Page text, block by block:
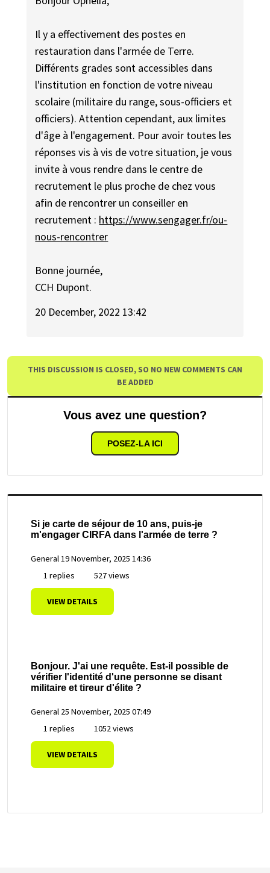
Il y a effectivement des postes en
restauration dans l'armée de Terre.
Différents grades sont accessibles dans
l'institution en fonction de votre niveau
scolaire (militaire du range, sous-officiers et
officiers). Attention cependant, aux limites
d'âge à l'engagement. Pour avoir toutes les
réponses vis à vis de votre situation, je vous
invite à vous rendre dans le centre de
recrutement le plus proche de chez vous
afin de rencontrer un conseiller en
recrutement : https://www.sengager.fr/ou-
nous-rencontrer
Bonne journée,
CCH Dupont.
20 December, 2022 13:42
THIS DISCUSSION IS CLOSED, SO NO NEW COMMENTS CAN
BE ADDED
Vous avez une question?
POSEZ-LA ICI
Si je carte de séjour de 10 ans, puis-je
m'engager CIRFA dans l'armée de terre ?
General19 November, 2025 14:36
1 replies
527 views
VIEW DETAILS
Bonjour. J'ai une requête. Est-il possible de
vérifier l'identité d'une personne se disant
militaire et tireur d'élite ?
General 25 November, 2025 07:49
1 replies
1052 views
VIEW DETAILS